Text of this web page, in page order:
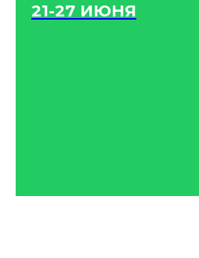
21-27 ИЮНЯ